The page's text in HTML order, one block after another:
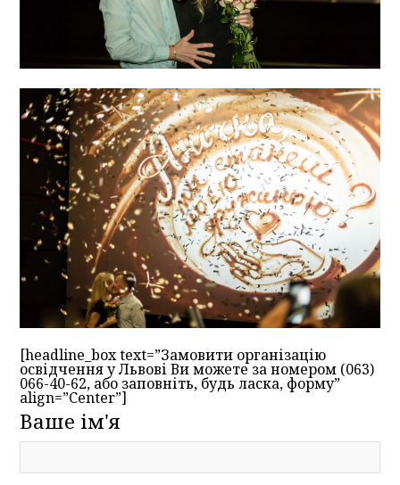
[headline_box text=”Замовити організацію
освідчення у Львові Ви можете за номером (063)
066-40-62, або заповніть, будь ласка, форму”
align=”Center”]
Ваше ім'я